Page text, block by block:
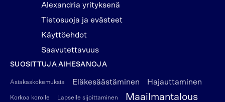
Alexandria yrityksenä
Tietosuoja ja evästeet
Käyttöehdot
Saavutettavuus
SUOSITTUJA AIHESANOJA
Asiakaskokemuksia Eläkesäästäminen Hajauttaminen
Korkoa korolle Lapselle sijoittaminen
Maailmantalous